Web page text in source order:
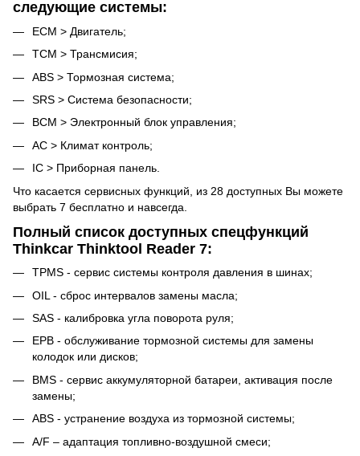
следующие системы:
ECM > Двигатель;
TCM > Трансмисия;
ABS > Тормозная система;
SRS > Система безопасности;
BCM > Электронный блок управления;
AC > Климат контроль;
IC > Приборная панель.
Что касается сервисных функций, из 28 доступных Вы можете
выбрать 7 бесплатно и навсегда.
Полный список доступных спецфункций
Thinkcar Thinktool Reader 7:
TPMS - сервис системы контроля давления в шинах;
OIL - сброс интервалов замены масла;
SAS - калибровка угла поворота руля;
EPB - обслуживание тормозной системы для замены
колодок или дисков;
BMS - сервис аккумуляторной батареи, активация после
замены;
ABS - устранение воздуха из тормозной системы;
A/F – адаптация топливно-воздушной смеси;